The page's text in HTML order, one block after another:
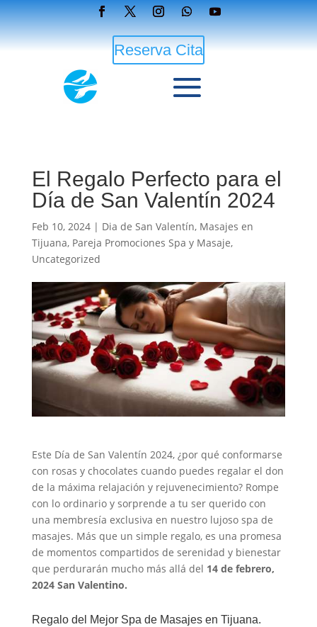
Reserva Cita
El Regalo Perfecto para el
Día de San Valentín 2024
Feb 10, 2024| Dia de San Valentín, Masajes en
Tijuana, Pareja Promociones Spa y Masaje,
Uncategorized
Este Día de San Valentín 2024, ¿por qué conformarse
con rosas y chocolates cuando puedes regalar el don
de la máxima relajación y rejuvenecimiento? Rompe
con lo ordinario y sorprende a tu ser querido con
una membresía exclusiva en nuestro lujoso spa de
masajes. Más que un simple regalo, es una promesa
de momentos compartidos de serenidad y bienestar
que perdurarán mucho más allá del 14 de febrero,
2024 San Valentino.
Regalo del Mejor Spa de Masajes en Tijuana.